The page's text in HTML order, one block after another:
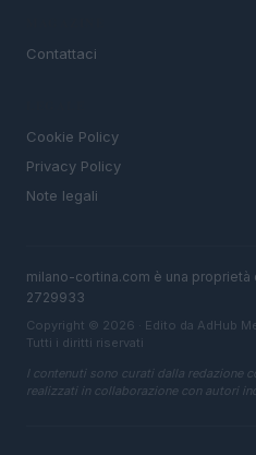
Contattaci
Cookie Policy
Privacy Policy
Note legali
milano-cortina.com è una proprietà
2729933
Copyright © 2026 · Edito da AdHub
Tutti i diritti riservati
I contenuti sono curati dalla redazione
realizzati in collaborazione con autori